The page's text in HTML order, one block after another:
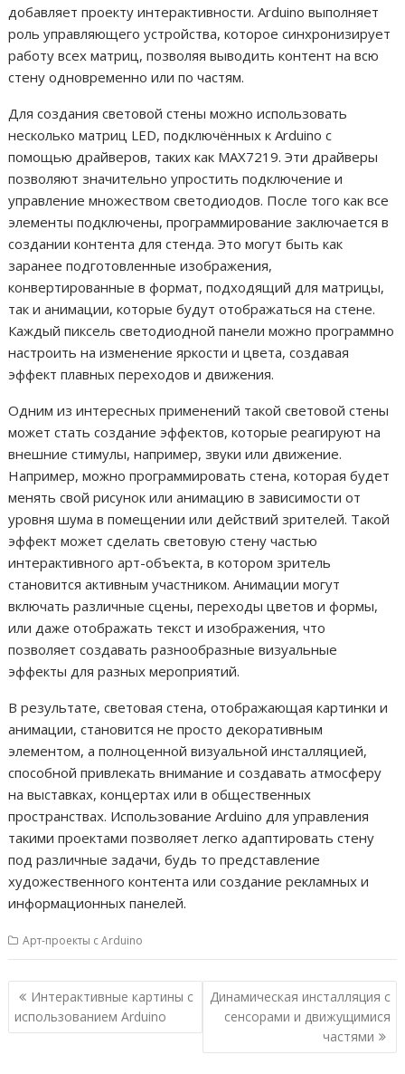
добавляет проекту интерактивности. Arduino выполняет
роль управляющего устройства, которое синхронизирует
работу всех матриц, позволяя выводить контент на всю
стену одновременно или по частям.
Для создания световой стены можно использовать
несколько матриц LED, подключённых к Arduino с
помощью драйверов, таких как MAX7219. Эти драйверы
позволяют значительно упростить подключение и
управление множеством светодиодов. После того как все
элементы подключены, программирование заключается в
создании контента для стенда. Это могут быть как
заранее подготовленные изображения,
конвертированные в формат, подходящий для матрицы,
так и анимации, которые будут отображаться на стене.
Каждый пиксель светодиодной панели можно программно
настроить на изменение яркости и цвета, создавая
эффект плавных переходов и движения.
Одним из интересных применений такой световой стены
может стать создание эффектов, которые реагируют на
внешние стимулы, например, звуки или движение.
Например, можно программировать стена, которая будет
менять свой рисунок или анимацию в зависимости от
уровня шума в помещении или действий зрителей. Такой
эффект может сделать световую стену частью
интерактивного арт-объекта, в котором зритель
становится активным участником. Анимации могут
включать различные сцены, переходы цветов и формы,
или даже отображать текст и изображения, что
позволяет создавать разнообразные визуальные
эффекты для разных мероприятий.
В результате, световая стена, отображающая картинки и
анимации, становится не просто декоративным
элементом, а полноценной визуальной инсталляцией,
способной привлекать внимание и создавать атмосферу
на выставках, концертах или в общественных
пространствах. Использование Arduino для управления
такими проектами позволяет легко адаптировать стену
под различные задачи, будь то представление
художественного контента или создание рекламных и
информационных панелей.
Арт-проекты с Arduino
Н
а
Интерактивные картины с
использованием Arduino
Динамическая инсталляция с
сенсорами и движущимися
частями